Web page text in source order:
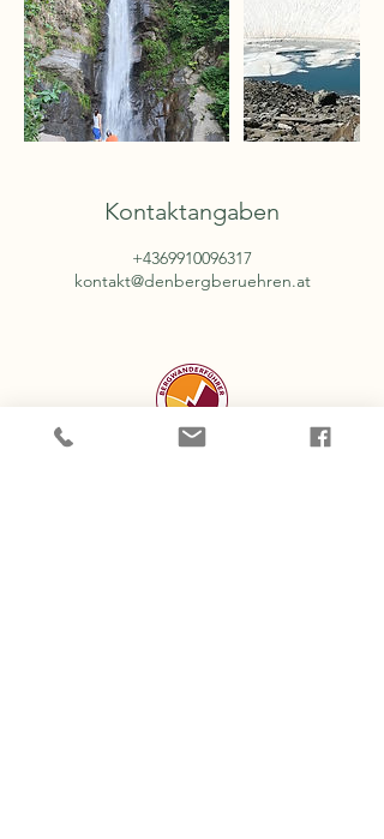
Kontaktangaben
+4369910096317
kontakt@denbergberuehren.at
Den Berg